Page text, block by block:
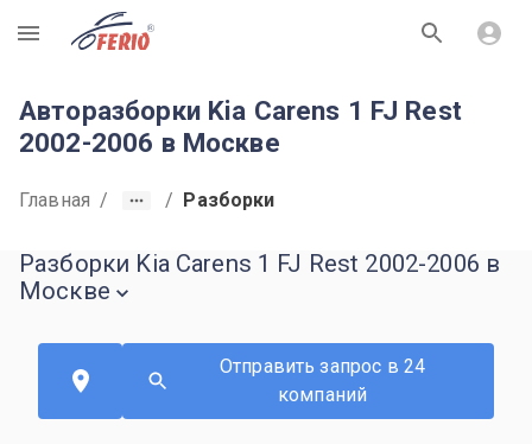
R
Авторазборки Kia Carens 1 FJ Rest
2002-2006 в Москве
Главная / / Разборки
Разборки Kia Carens 1 FJ Rest 2002-2006 в
Москве
Отправить запрос в 24
компаний